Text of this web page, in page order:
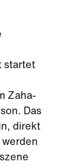
startet
Zaha-
Das
direkt